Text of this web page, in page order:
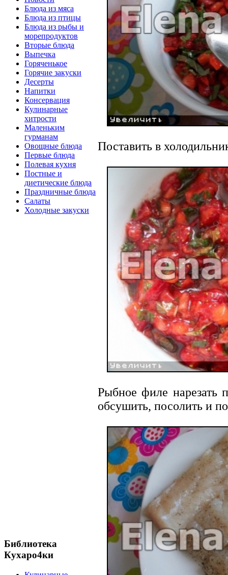
Блюда из мяса
Блюда из птицы
Блюда из рыбы и
морепродуктов
Вторые блюда
Выпечка
Горяченькое
Горячие закуски
Десерты
Напитки
Консервация
Кулинарные
хитрости
Маленьким
гурманам
Овощные блюда
Первые блюда
Полевая кухня
Постные и
диетические блюда
Праздничные блюда
Салаты
Холодные закуски
Библиотека
Кухаро4ки
Поставить в
Рыбное филе нарезать
обсушить, посолить и